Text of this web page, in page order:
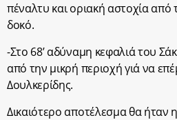
πέναλτυ και οριακή αστοχία από
δοκό.
-Στο 68’ αδύναμη κεφαλιά του
από την μικρή περιοχή γιά να
Δουλκερίδης.
Δικαιότερο αποτέλεσμα θα ήταν